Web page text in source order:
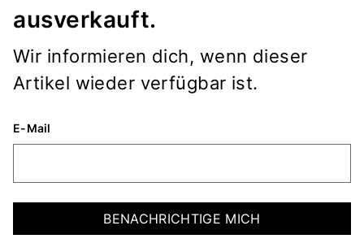
ausverkauft.
Wir informieren dich, wenn dieser
Artikel wieder verfügbar ist.
E-Mail
BENACHRICHTIGE MICH